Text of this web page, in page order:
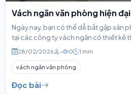
Vách ngăn văn phòng hiện
Ngày nay, bạn có thể dễ bắt gặp sản
tại các công ty vách ngăn có thiết kế
28/02/2026 - 0 1 min
vách ngăn văn phòng
Đọc bài